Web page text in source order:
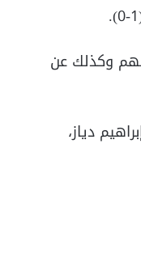
وكذلك عن
دياز،